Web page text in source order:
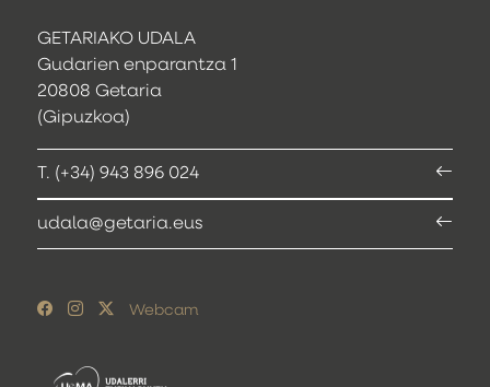
GETARIAKO UDALA
Gudarien enparantza 1
20808 Getaria
(Gipuzkoa)
T. (+34) 943 896 024
udala@getaria.eus
Webcam